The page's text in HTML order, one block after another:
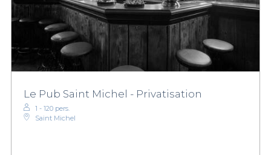
Le Pub Saint Michel - Privatisation
1 - 120 pers.
Saint Michel